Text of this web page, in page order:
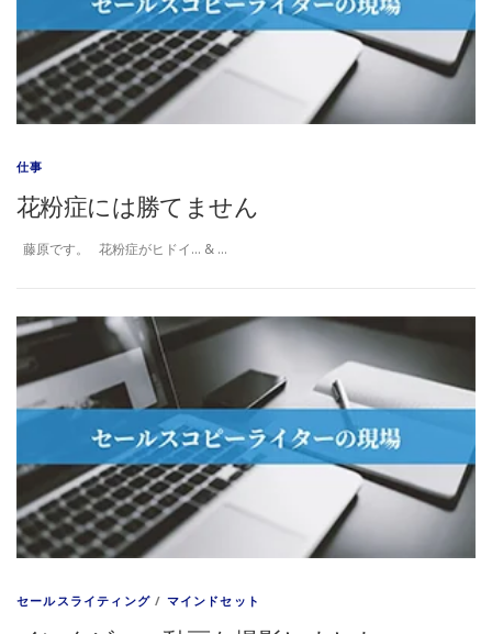
仕事
花粉症には勝てません
藤原です。 花粉症がヒドイ… & …
セールスライティング / マインドセット